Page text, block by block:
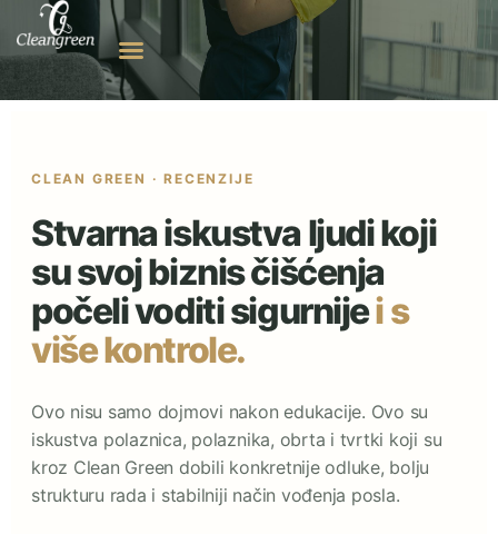
CLEAN GREEN · RECENZIJE
Stvarna iskustva ljudi koji
su svoj biznis čišćenja
počeli voditi sigurnijei s
više kontrole.
Ovo nisu samo dojmovi nakon edukacije. Ovo su
iskustva polaznica, polaznika, obrta i tvrtki koji su
kroz Clean Green dobili konkretnije odluke, bolju
strukturu rada i stabilniji način vođenja posla.